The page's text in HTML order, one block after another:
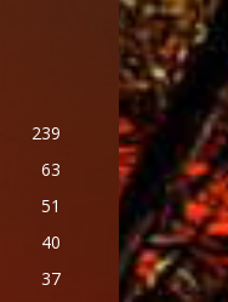
239
63
51
40
37